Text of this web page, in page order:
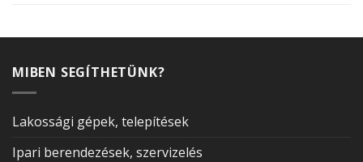
MIBEN SEGÍTHETÜNK?
Lakossági gépek, telepítések
Ipari berendezések, szervizelés